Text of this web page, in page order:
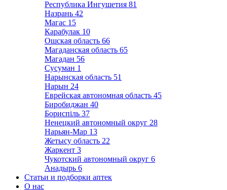
Республика Ингушетия 81
Назрань 42
Магас 15
Карабулак 10
Ошская область 66
Магаданская область 65
Магадан 56
Сусуман 1
Нарынская область 51
Нарын 24
Еврейская автономная область 45
Биробиджан 40
Бориспіль 37
Ненецкий автономный округ 28
Нарьян-Мар 13
Жетысу область 22
Жаркент 3
Чукотский автономный округ 6
Анадырь 6
Статьи и подборки аптек
О нас